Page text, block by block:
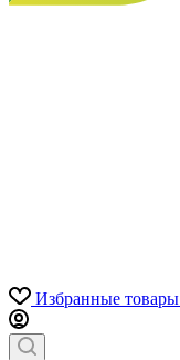
Избранные товары